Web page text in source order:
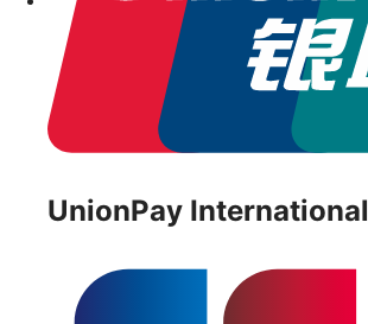
UnionPay International